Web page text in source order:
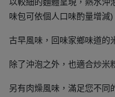
味包可依個人口味酌量增減)
古早風味，回味家鄉味道的
除了沖泡之外，也適合炒米
另有肉燥風味，滿足您不同